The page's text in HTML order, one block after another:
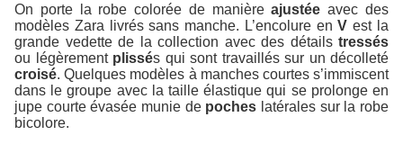
On porte la robe colorée de manièreajustée avec des
modèles Zara livrés sans manche. L’encolure enV est la
grande vedette de la collection avec des détails tressés
ou légèrement plissés qui sont travaillés sur un décolleté
croisé. Quelques modèles à manches courtes s’immiscent
dans le groupe avec la taille élastique qui se prolonge en
jupe courte évasée munie de poches latérales sur la robe
bicolore.